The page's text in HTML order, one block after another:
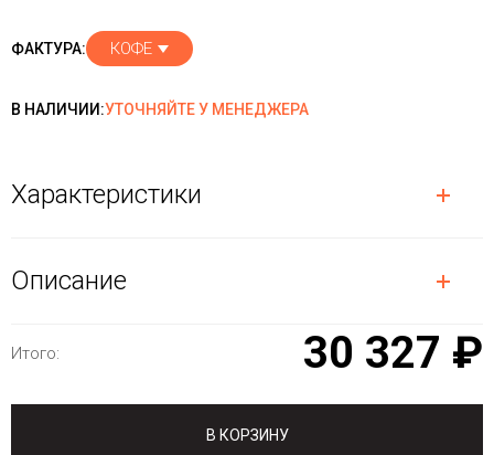
ФАКТУРА: КОФЕ
В НАЛИЧИИ:УТОЧНЯЙТЕ У МЕНЕДЖЕРА
Характеристики
Описание
Итого: 30 327 ₽
В КОРЗИНУ